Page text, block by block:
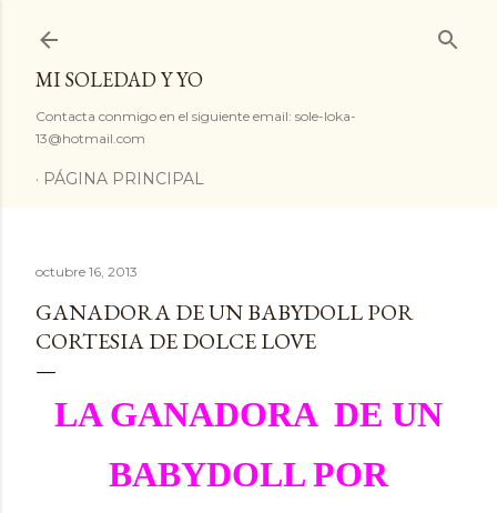
MI SOLEDAD Y YO
Contacta conmigo en el siguiente email: sole-loka-
13@hotmail.com
PÁGINA PRINCIPAL
octubre 16, 2013
GANADORA DE UN BABYDOLL POR
CORTESIA DE DOLCE LOVE
LA GANADORA DE UN
BABYDOLL POR